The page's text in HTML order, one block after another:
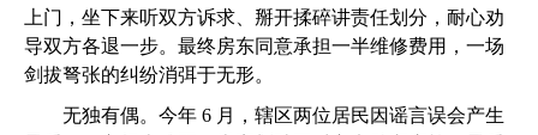
上门，坐下来听双方诉求、掰开揉碎讲责任划分，耐心劝
导双方各退一步。最终房东同意承担一半维修费用，一场
剑拔弩张的纠纷消弭于无形。
无独有偶。今年 6 月，辖区两位居民因谣言误会产生